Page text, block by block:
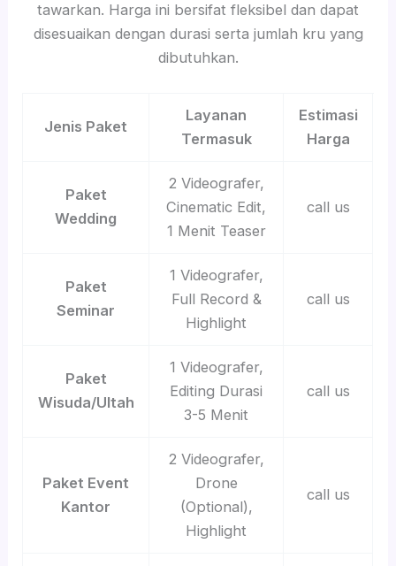
tawarkan. Harga ini bersifat fleksibel dan dapat
disesuaikan dengan durasi serta jumlah kru yang
dibutuhkan.
Jenis Paket
Layanan
Termasuk
Estimasi
Harga
Paket
Wedding
2 Videografer,
Cinematic Edit,
1 Menit Teaser
call us
Paket
Seminar
1 Videografer,
Full Record &
Highlight
call us
Paket
Wisuda/Ultah
1 Videografer,
Editing Durasi
3-5 Menit
call us
Paket Event
Kantor
2 Videografer,
Drone
(Optional),
Highlight
call us